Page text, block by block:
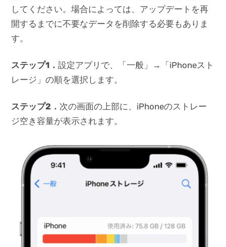
してください。場合によっては、アップデートを再
開するまでに不要なデータを削除する必要もありま
す。
ステップ1 ．設定アプリで、「一般」→「iPhoneスト
レージ」の順を選択します。
ステップ2 ． 次の画面の上部に、iPhoneのストレー
ジ空き容量が表示されます。